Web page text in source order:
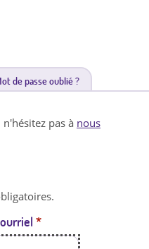
de passe oublié ?
pas à nous
*